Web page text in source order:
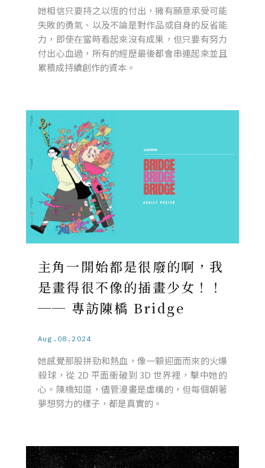
她相信只要持之以恆的付出，擁有願意承受可能
失敗的勇氣、以及不論是對作品或自身的反省能
力，即使在當時看起來沒有成果，但只要有努力
付出心血過，所有的經歷最後都會串連起來並且
累積成持續創作的資本。
主角一開始都是很廢的啊，我
是畫得很不像的插畫少女！！
── 專訪陳橋 Bridge
Aug.08.2024
她感覺那股拼勁和熱血，像一顆迎面而來的火爆
殺球，從 2D 平面衝破到 3D 世界裡，擊中她的
心。陳橋知道，儘管漫畫是虛構的，但每個朝著
夢想努力的樣子，都是真實的。